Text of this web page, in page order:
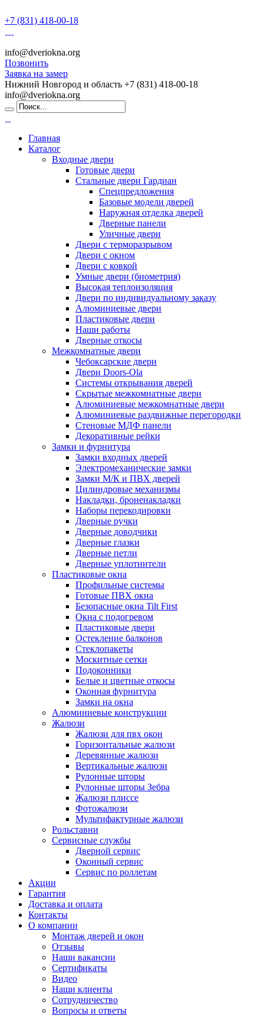
+7 (831) 418-00-18
info@dveriokna.org
Позвонить
Заявка на замер
Нижний Новгород и область +7 (831) 418-00-18
info@dveriokna.org
Главная
Каталог
Входные двери
Готовые двери
Стальные двери Гардиан
Спецпредложения
Базовые модели дверей
Наружная отделка дверей
Дверные панели
Уличные двери
Двери с терморазрывом
Двери с окном
Двери с ковкой
Умные двери (биометрия)
Высокая теплоизоляция
Двери по индивидуальному заказу
Алюминиевые двери
Пластиковые двери
Наши работы
Дверные откосы
Межкомнатные двери
Чебоксарские двери
Двери Doors-Ola
Системы открывания дверей
Скрытые межкомнатные двери
Алюминиевые межкомнатные двери
Алюминиевые раздвижные перегородки
Стеновые МДФ панели
Декоративные рейки
Замки и фурнитура
Замки входных дверей
Электромеханические замки
Замки М/К и ПВХ дверей
Цилиндровые механизмы
Накладки, броненакладки
Наборы перекодировки
Дверные ручки
Дверные доводчики
Дверные глазки
Дверные петли
Дверные уплотнители
Пластиковые окна
Профильные системы
Готовые ПВХ окна
Безопасные окна Tilt First
Окна с подогревом
Пластиковые двери
Остекление балконов
Стеклопакеты
Москитные сетки
Подоконники
Белые и цветные откосы
Оконная фурнитура
Замки на окна
Алюминиевые конструкции
Жалюзи
Жалюзи для пвх окон
Горизонтальные жалюзи
Деревянные жалюзи
Вертикальные жалюзи
Рулонные шторы
Рулонные шторы Зебра
Жалюзи плиссе
Фотожалюзи
Мультифактурные жалюзи
Рольставни
Сервисные службы
Дверной сервис
Оконный сервис
Сервис по роллетам
Акции
Гарантия
Доставка и оплата
Контакты
О компании
Монтаж дверей и окон
Отзывы
Наши вакансии
Сертификаты
Видео
Наши клиенты
Сотрудничество
Вопросы и ответы